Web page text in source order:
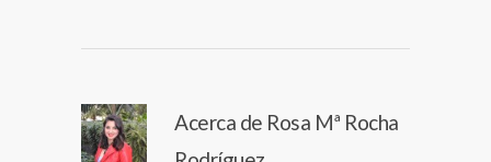
Acerca de Rosa Mª Rocha